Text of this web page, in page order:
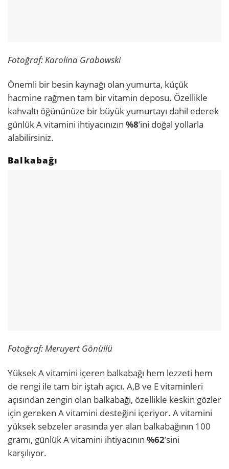
Fotoğraf: Karolina Grabowski
Önemli bir besin kaynağı olan yumurta, küçük
hacmine rağmen tam bir vitamin deposu. Özellikle
kahvaltı öğününüze bir büyük yumurtayı dahil ederek
günlük A vitamini ihtiyacınızın %8’ini doğal yollarla
alabilirsiniz.
Balkabağı
Fotoğraf: Meruyert Gönüllü
Yüksek A vitamini içeren balkabağı hem lezzeti hem
de rengi ile tam bir iştah açıcı. A,B ve E vitaminleri
açısından zengin olan balkabağı, özellikle keskin gözler
için gereken A vitamini desteğini içeriyor. A vitamini
yüksek sebzeler arasında yer alan balkabağının 100
gramı, günlük A vitamini ihtiyacının %62’sini
karşılıyor.